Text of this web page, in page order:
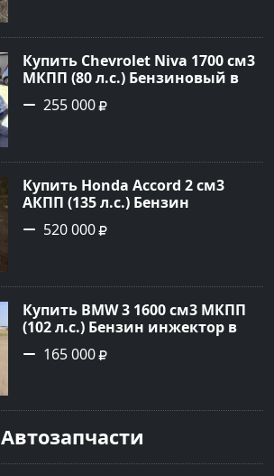
Авторынок23
Купить Chevrolet Niva 1700 см3
МКПП (80 л.с.) Бензиновый в
Новороссийск: цвет металлик
Внедорожник 2004 года по
Авторынок23
255 000
Купить Honda Accord 2 см3
АКПП (135 л.с.) Бензин
инжектор в Крымск: цвет
Серый Седан 1998 года по цене
520 000
Купить BMW 3 1600 см3 МКПП
(102 л.с.) Бензин инжектор в
Тихорецк: цвет чёрный
Хетчбэк 1997 года по цене
165 000
Автозапчасти